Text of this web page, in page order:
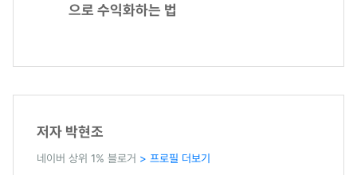
으로 수익화하는 법
저자 박현조
네이버 상위 1% 블로거 > 프로필 더보기